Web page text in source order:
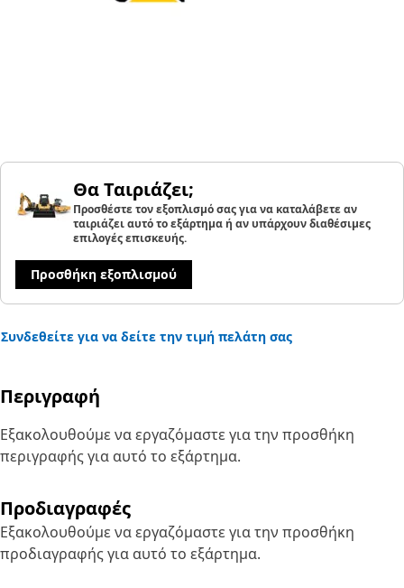
Θα Ταιριάζει;
Προσθέστε τον εξοπλισμό σας για να καταλάβετε αν
ταιριάζει αυτό το εξάρτημα ή αν υπάρχουν διαθέσιμες
επιλογές επισκευής.
Προσθήκη εξοπλισμού
Συνδεθείτε για να δείτε την τιμή πελάτη σας
Περιγραφή
Εξακολουθούμε να εργαζόμαστε για την προσθήκη
περιγραφής για αυτό το εξάρτημα.
Προδιαγραφές
Εξακολουθούμε να εργαζόμαστε για την προσθήκη
προδιαγραφής για αυτό το εξάρτημα.